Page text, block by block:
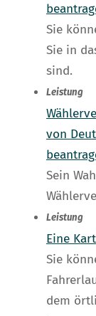
Sie
Sie in
sind.
Leistung
von
Sein
Leistung
Eine
Sie
dem